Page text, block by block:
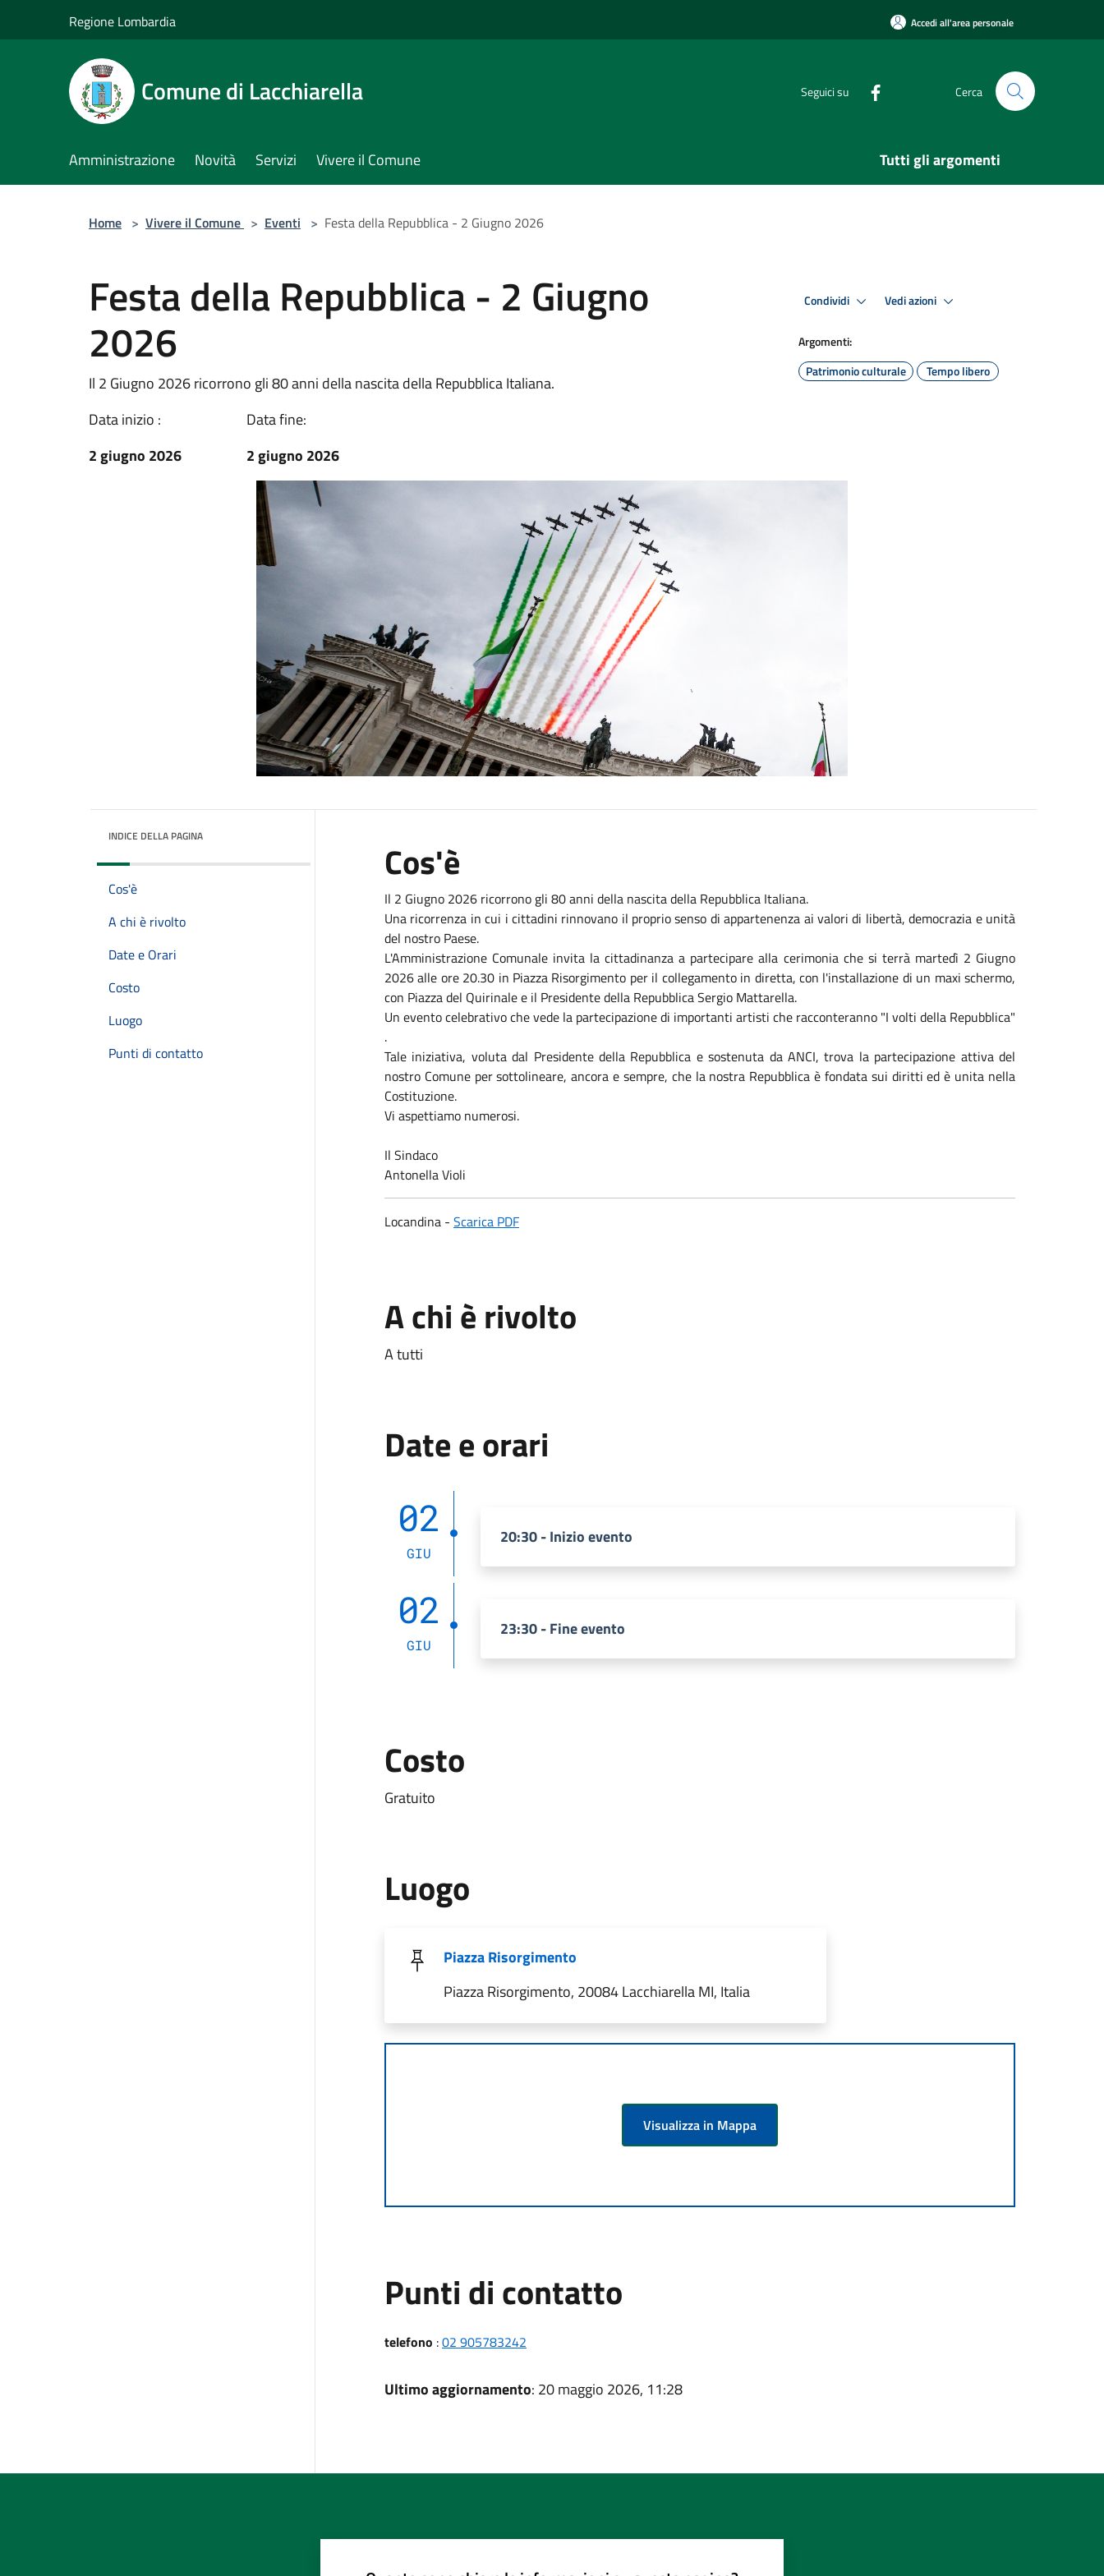
Regione Lombardia Accedi all'area personale
Comune di Lacchiarella Seguici su Cerca
Amministrazione Novità Servizi Vivere il Comune Tutti gli argomenti
Home > Vivere il Comune > Eventi > Festa della Repubblica - 2 Giugno 2026
Festa della Repubblica - 2 Giugno
2026
Il 2 Giugno 2026 ricorrono gli 80 anni della nascita della Repubblica Italiana.
Data inizio :
2 giugno 2026
Data fine:
2 giugno 2026
Condividi Vedi azioni
Argomenti:
Patrimonio culturale
Tempo libero
INDICE DELLA PAGINA
Cos'è
A chi è rivolto
Date e Orari
Costo
Luogo
Punti di contatto
Cos'è
Il 2 Giugno 2026 ricorrono gli 80 anni della nascita della Repubblica Italiana.
Una ricorrenza in cui i cittadini rinnovano il proprio senso di appartenenza ai valori di libertà, democrazia e unità
del nostro Paese.
L'Amministrazione Comunale invita la cittadinanza a partecipare alla cerimonia che si terrà martedì 2 Giugno
2026 alle ore 20.30 in Piazza Risorgimento per il collegamento in diretta, con l'installazione di un maxi schermo,
con Piazza del Quirinale e il Presidente della Repubblica Sergio Mattarella.
Un evento celebrativo che vede la partecipazione di importanti artisti che racconteranno "I volti della Repubblica"
.
Tale iniziativa, voluta dal Presidente della Repubblica e sostenuta da ANCI, trova la partecipazione attiva del
nostro Comune per sottolineare, ancora e sempre, che la nostra Repubblica è fondata sui diritti ed è unita nella
Costituzione.
Vi aspettiamo numerosi.
Il Sindaco
Antonella Violi
Locandina - Scarica PDF
A chi è rivolto
A tutti
Date e orari
02
GIU
20:30 - Inizio evento
02
GIU
23:30 - Fine evento
Costo
Gratuito
Luogo
Piazza Risorgimento
Piazza Risorgimento, 20084 Lacchiarella MI, Italia
Visualizza in Mappa
Punti di contatto
telefono :02 905783242
Ultimo aggiornamento: 20 maggio 2026, 11:28